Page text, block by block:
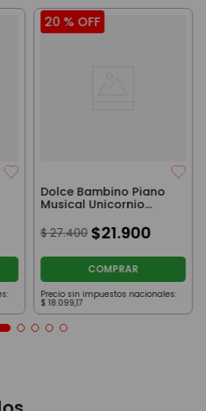
20 % OFF
Dolce Bambino Piano
Musical Unicornio
Sonidos
$ 27.400 $21.900
COMPRAR
Precio sin impuestos nacionales:
$ 18.099,17